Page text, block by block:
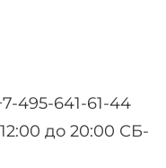
495-641-61-44
до 20:00 СБ-